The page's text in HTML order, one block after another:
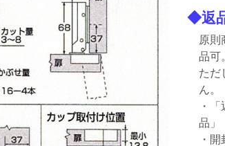
◆返
原則
品可
ただ
ん。
・
品」
・